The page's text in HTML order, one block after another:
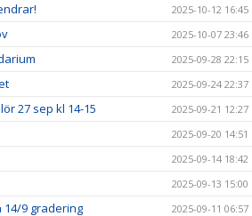
2025-10-12 16:45
2025-10-07 23:46
2025-09-28 22:15
2025-09-24 22:37
27 sep kl 14-15 2025-09-21 12:27
2025-09-20 14:51
2025-09-14 18:42
2025-09-13 15:00
14/9 gradering 2025-09-11 06:57